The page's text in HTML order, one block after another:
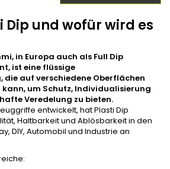
Dip und wofür wird es
in Europa auch als Full Dip
ist eine flüssige
die auf verschiedene Oberflächen
um Schutz, Individualisierung
Veredelung zu bieten.
entwickelt, hat Plasti Dip
Haltbarkeit und Ablösbarkeit in den
DIY, Automobil und Industrie an